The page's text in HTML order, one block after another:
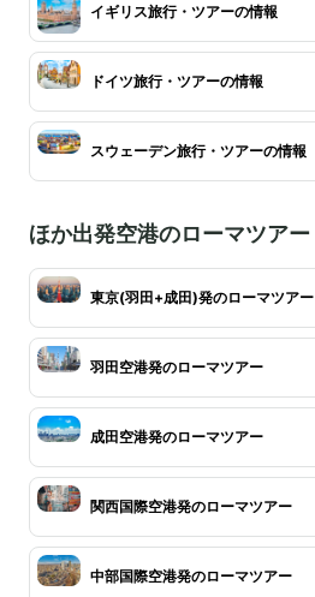
イギリス旅行・ツアーの情報
ドイツ旅行・ツアーの情報
スウェーデン旅行・ツアーの情報
ほか出発空港のローマツアー
東京(羽田+成田)発のローマツアー
羽田空港発のローマツアー
成田空港発のローマツアー
関西国際空港発のローマツアー
中部国際空港発のローマツアー